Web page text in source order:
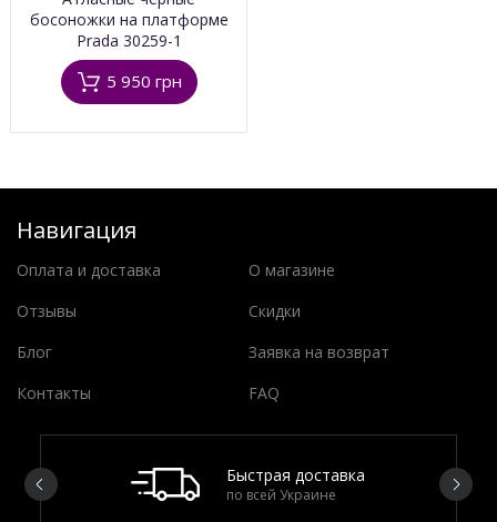
босоножки на платформе
Prada 30259-1
5 950 грн
Навигация
Оплата и доставка
О магазине
Отзывы
Скидки
Блог
Заявка на возврат
Контакты
FAQ
Быстрая доставка
по всей Украине